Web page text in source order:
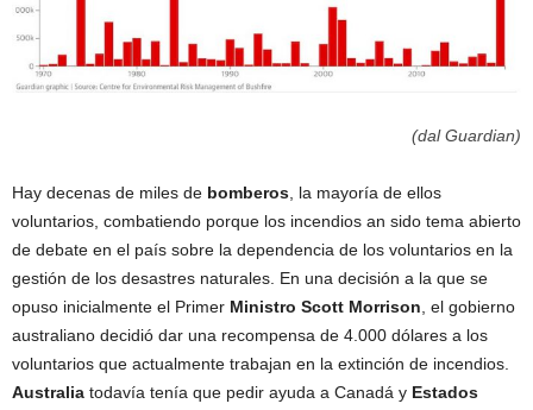
(dal Guardian)
Hay decenas de miles de bomberos , la mayoría de ellos
voluntarios, combatiendo porque los incendios an sido tema abierto
de debate en el país sobre la dependencia de los voluntarios en la
gestión de los desastres naturales. En una decisión a la que se
opuso inicialmente el Primer Ministro Scott Morrison , el gobierno
australiano decidió dar una recompensa de 4.000 dólares a los
voluntarios que actualmente trabajan en la extinción de incendios.
Australia todavía tenía que pedir ayuda a Canadá y Estados